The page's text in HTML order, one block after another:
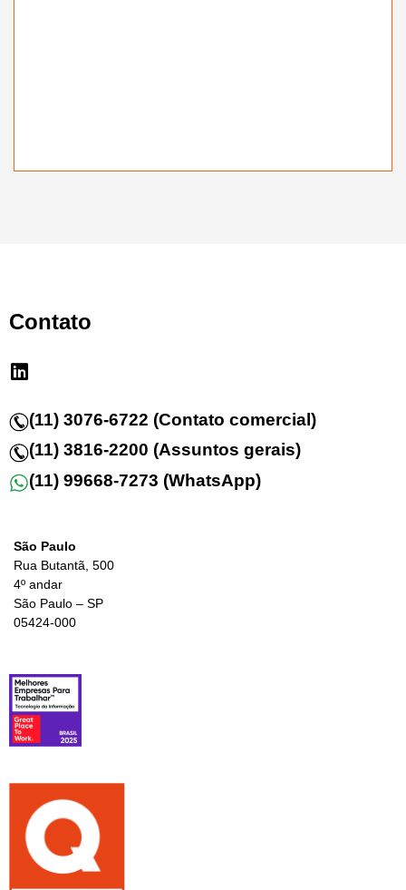
Contato
(11) 3076-6722 (Contato comercial)
(11) 3816-2200 (Assuntos gerais)
(11) 99668-7273 (WhatsApp)
São Paulo
Rua Butantã, 500
4º andar
São Paulo – SP
05424-000